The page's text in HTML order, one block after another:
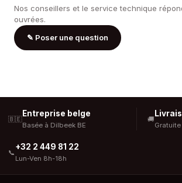
Nos conseillers et le service technique
ouvrées.
✎ Poser une question
🇧🇪
Entreprise belge
Basée à Dilbeek BE
🚚
📞
+32 2 449 81 22
Lun-Ven 8h-18h